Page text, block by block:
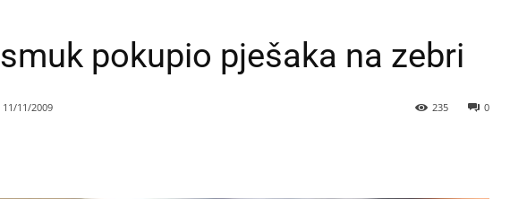
smuk pokupio pješaka na zebri
11/11/2009 0
235